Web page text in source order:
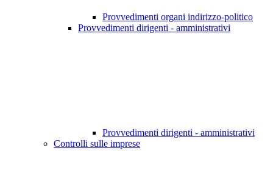
Provvedimenti organi indirizzo-politico
Provvedimenti dirigenti - amministrativi
Provvedimenti dirigenti - amministrativi
Controlli sulle imprese